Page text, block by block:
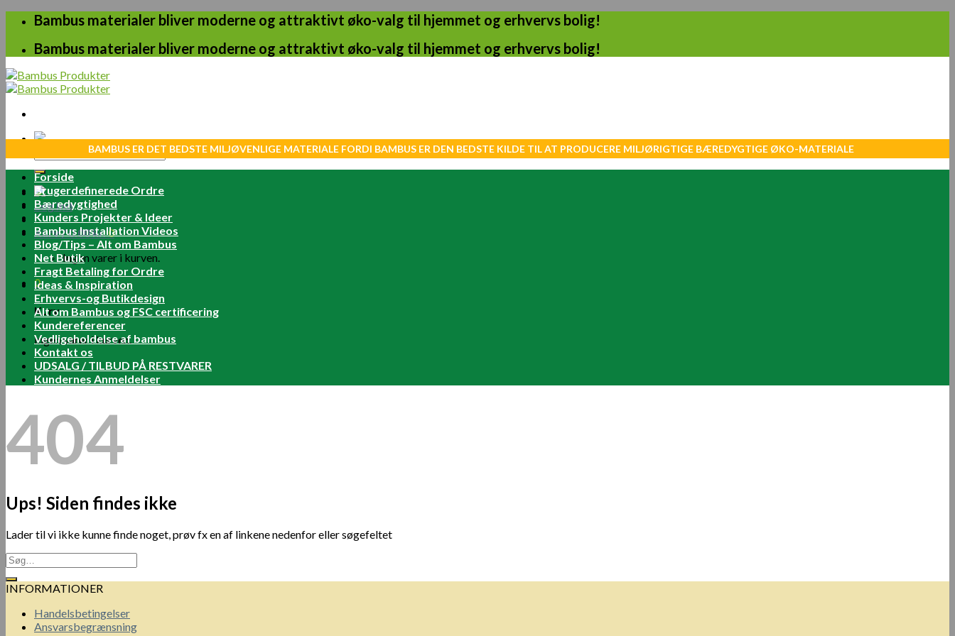
Skip
content
Bambus materialer bliver moderne og attraktivt øko-valg til hjemmet og erhvervs bolig!
Bambus materialer bliver moderne og attraktivt øko-valg til hjemmet og erhvervs bolig!
efter:
Log ind
Kurv /0.00kr.0
Ingen varer i kurven.
0
Kurv
Ingen varer i kurven.
BAMBUS ER DET BEDSTE MILJØVENLIGE MATERIALE FORDI BAMBUS ER DEN BEDSTE KILDE TIL AT PRODUCERE MILJØRIGTIGE BÆREDYGTIGE ØKO-MATERIALE
Forside
Brugerdefinerede Ordre
Bæredygtighed
Kunders Projekter & Ideer
Bambus Installation Videos
Blog/Tips – Alt om Bambus
Net Butik
Fragt Betaling for Ordre
Ideas & Inspiration
Erhvervs-og Butikdesign
Alt om Bambus og FSC certificering
Kundereferencer
Vedligeholdelse af bambus
Kontakt os
UDSALG / TILBUD PÅ RESTVARER
Kundernes Anmeldelser
404
Ups! Siden findes ikke
Lader til vi ikke kunne finde noget, prøv fx en af linkene nedenfor eller søgefeltet
INFORMATIONER
Handelsbetingelser
Ansvarsbegrænsning